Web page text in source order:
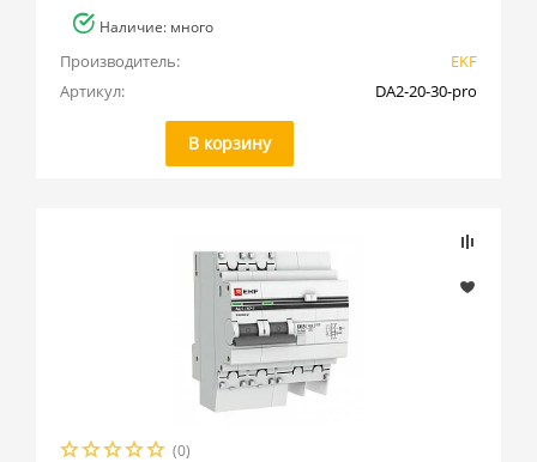
Наличие: много
Производитель:
EKF
Артикул:
DA2-20-30-pro
В корзину
(0)